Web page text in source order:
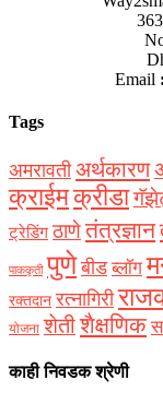
Email :
Tags
अमरावती अर्थकारण
क्राईमक्रीडा
ट्रेडिंग ठाणेतंत्रज्ञान
पाककृती पुणे बीड ब्लॉग
रक्‍तदान रत्नागिरी
योजना शेतीशैक्षणिक
काही निवडक श्रेणी